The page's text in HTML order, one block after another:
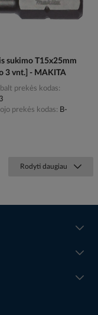
sukimo T15x25mm
3 vnt.] - MAKITA
prekės kodas
prekės kodas
B-
Rodyti daugiau